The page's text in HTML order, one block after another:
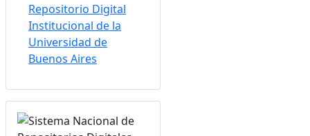
Repositorio Digital
Institucional de la
Universidad de
Buenos Aires